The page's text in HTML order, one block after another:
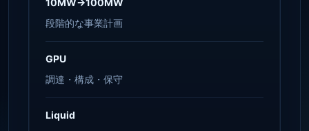
10MW→100MW
段階的な事業計画
GPU
調達・構成・保守
Liquid